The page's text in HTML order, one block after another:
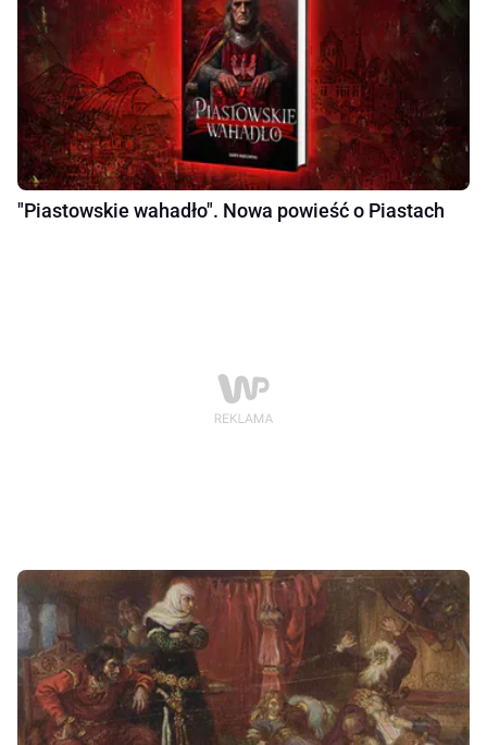
"Piastowskie wahadło". Nowa powieść o Piastach